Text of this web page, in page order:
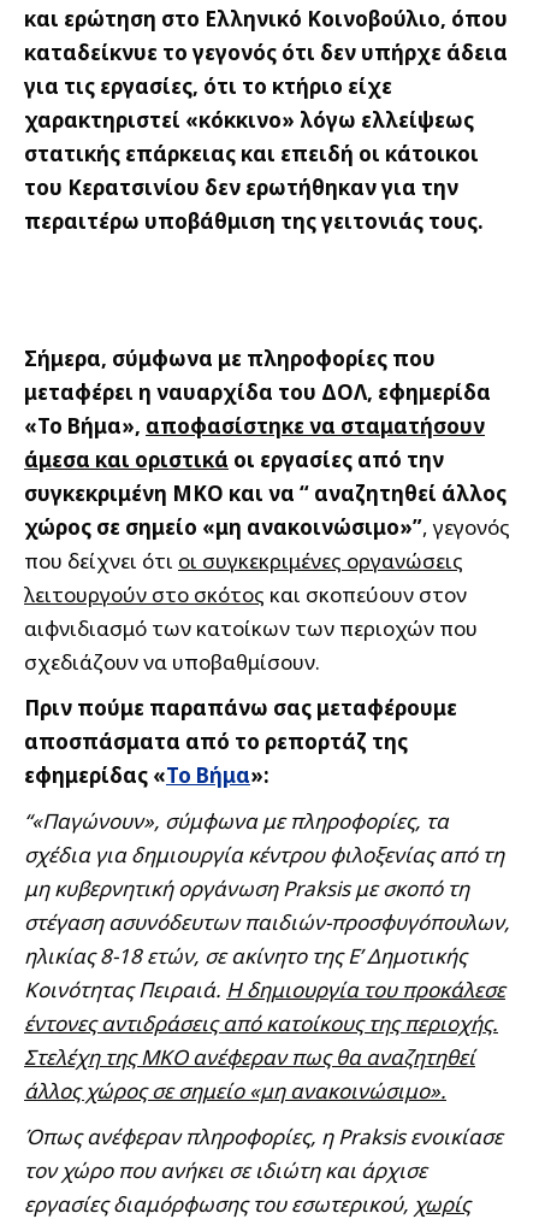
και ερώτηση στο Ελληνικό Κοινοβούλιο, όπου
καταδείκνυε το γεγονός ότι δεν υπήρχε άδεια
για τις εργασίες, ότι το κτήριο είχε
χαρακτηριστεί «κόκκινο» λόγω ελλείψεως
στατικής επάρκειας και επειδή οι κάτοικοι
του Κερατσινίου δεν ερωτήθηκαν για την
περαιτέρω υποβάθμιση της γειτονιάς τους.
Σήμερα, σύμφωνα με πληροφορίες που
μεταφέρει η ναυαρχίδα του ΔΟΛ, εφημερίδα
«Το Βήμα», αποφασίστηκε να σταματήσουν
άμεσα και οριστικά οι εργασίες από την
συγκεκριμένη ΜΚΟ και να “ αναζητηθεί άλλος
χώρος σε σημείο «μη ανακοινώσιμο»”, γεγονός
που δείχνει ότι οι συγκεκριμένες οργανώσεις
λειτουργούν στο σκότος και σκοπεύουν στον
αιφνιδιασμό των κατοίκων των περιοχών που
σχεδιάζουν να υποβαθμίσουν.
Πριν πούμε παραπάνω σας μεταφέρουμε
αποσπάσματα από το ρεπορτάζ της
εφημερίδας «Το Βήμα»:
“«Παγώνουν», σύμφωνα με πληροφορίες, τα
σχέδια για δημιουργία κέντρου φιλοξενίας από τη
μη κυβερνητική οργάνωση Praksis με σκοπό τη
στέγαση ασυνόδευτων παιδιών-προσφυγόπουλων,
ηλικίας 8-18 ετών, σε ακίνητο της Ε’ Δημοτικής
Κοινότητας Πειραιά. Η δημιουργία του προκάλεσε
έντονες αντιδράσεις από κατοίκους της περιοχής.
Στελέχη της ΜΚΟ ανέφεραν πως θα αναζητηθεί
άλλος χώρος σε σημείο «μη ανακοινώσιμο».
Όπως ανέφεραν πληροφορίες, η Praksis ενοικίασε
τον χώρο που ανήκει σε ιδιώτη και άρχισε
εργασίες διαμόρφωσης του εσωτερικού, χωρίς